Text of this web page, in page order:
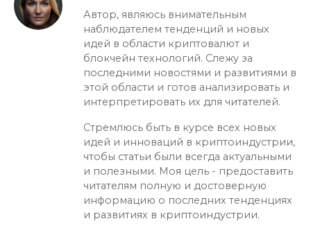
Автор, являюсь внимательным
наблюдателем тенденций и новых
идей в области криптовалют и
блокчейн технологий. Слежу за
последними новостями и развитиями в
этой области и готов анализировать и
интерпретировать их для читателей.
Стремлюсь быть в курсе всех новых
идей и инноваций в криптоиндустрии,
чтобы статьи были всегда актуальными
и полезными. Моя цель - предоставить
читателям полную и достоверную
информацию о последних тенденциях
и развитиях в криптоиндустрии.